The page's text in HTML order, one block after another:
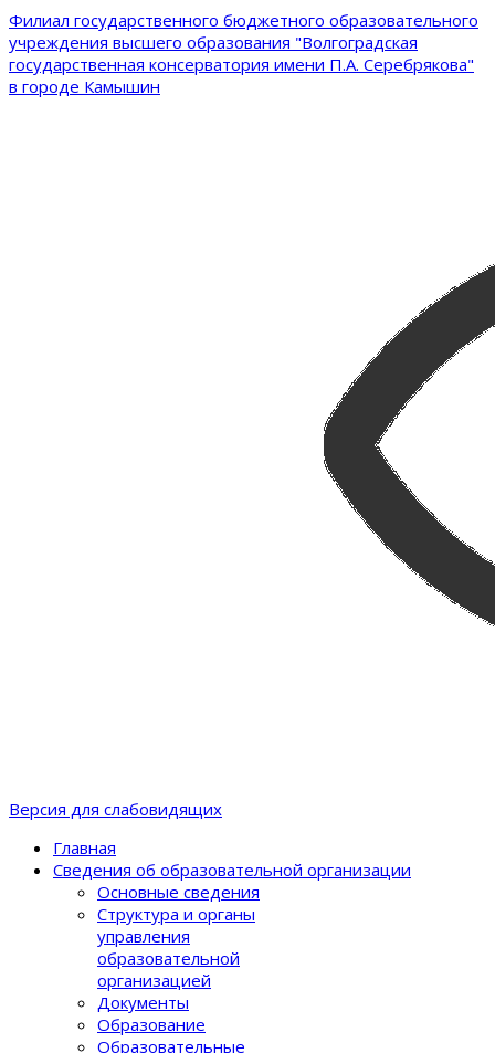
Филиал государственного бюджетного образовательного
учреждения высшего образования "Волгоградская
государственная консерватория имени П.А. Серебрякова"
в городе Камышин
Версия для слабовидящих
Главная
Сведения об образовательной организации
Основные сведения
Структура и органы
управления
образовательной
организацией
Документы
Образование
Образовательные